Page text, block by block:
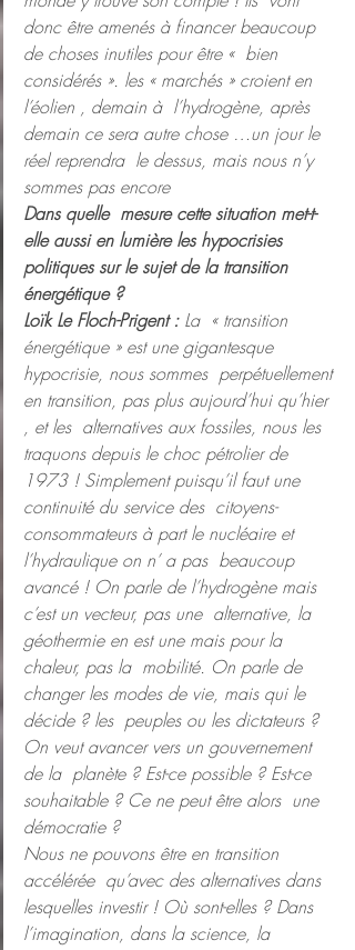
donc être amenés à financer beaucoup
de choses inutiles pour être «  bien
considérés ». les « marchés » croient en
l’éolien , demain à  l’hydrogène, après
demain ce sera autre chose …un jour le
réel reprendra  le dessus, mais nous n’y
sommes pas encore
Dans quelle  mesure cette situation met-t-
elle aussi en lumière les hypocrisies
politiques sur le sujet de la transition
énergétique ?
Loïk Le Floch-Prigent : La  « transition
énergétique » est une gigantesque
hypocrisie, nous sommes  perpétuellement
en transition, pas plus aujourd’hui qu’hier
, et les  alternatives aux fossiles, nous les
traquons depuis le choc pétrolier de
1973 ! Simplement puisqu’il faut une
continuité du service des  citoyens-
consommateurs à part le nucléaire et
l’hydraulique on n’ a pas  beaucoup
avancé ! On parle de l’hydrogène mais
c’est un vecteur, pas une  alternative, la
géothermie en est une mais pour la
chaleur, pas la  mobilité. On parle de
changer les modes de vie, mais qui le
décide ? les  peuples ou les dictateurs ?
On veut avancer vers un gouvernement
de la  planète ? Est-ce possible ? Est-ce
souhaitable ? Ce ne peut être alors  une
démocratie ?
Nous ne pouvons être en transition
accélérée  qu’avec des alternatives dans
lesquelles investir ! Où sont-elles ? Dans
l’imagination, dans la science, la